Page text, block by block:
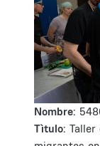
Nombre:
Tìtulo: Taller